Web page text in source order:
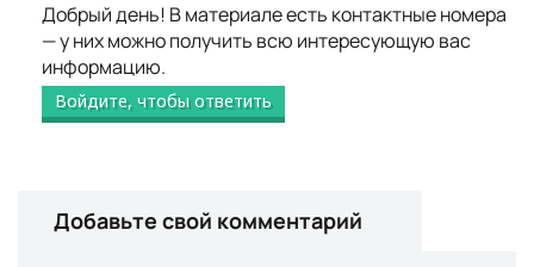
Добрый день! В материале есть контактные номера
— у них можно получить всю интересующую вас
информацию.
Войдите, чтобы ответить
Добавьте свой комментарий